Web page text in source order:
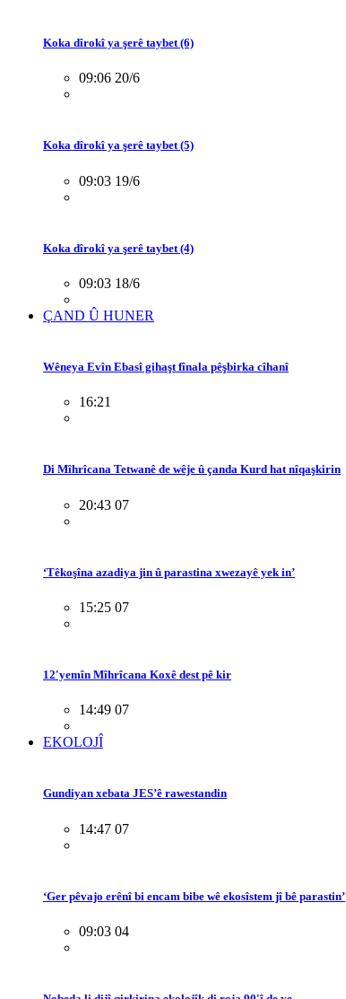
Koka dîrokî ya şerê taybet (6)
09:06 20/6
Koka dîrokî ya şerê taybet (5)
09:03 19/6
Koka dîrokî ya şerê taybet (4)
09:03 18/6
ÇAND Û HUNER
Wêneya Evîn Ebasî gihaşt fînala pêşbirka cîhanî
16:21
Di Mîhrîcana Tetwanê de wêje û çanda Kurd hat nîqaşkirin
20:43 07
‘Têkoşîna azadiya jin û parastina xwezayê yek in’
15:25 07
12'yemîn Mîhrîcana Koxê dest pê kir
14:49 07
EKOLOJÎ
Gundiyan xebata JES’ê rawestandin
14:47 07
‘Ger pêvajo erênî bi encam bibe wê ekosîstem jî bê parastin’
09:03 04